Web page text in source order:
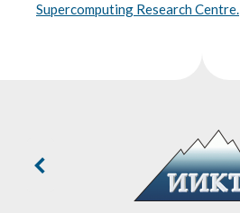
Supercomputing Research Centre.